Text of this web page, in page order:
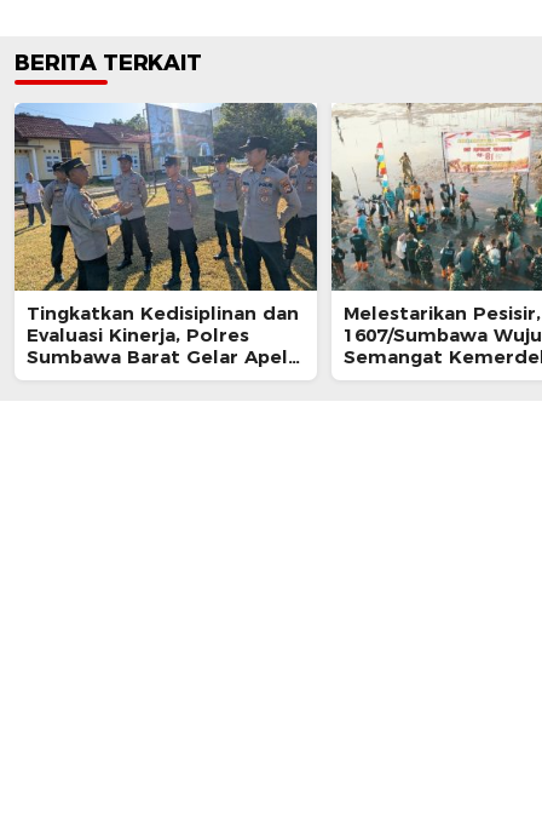
BERITA TERKAIT
Tingkatkan Kedisiplinan dan
Evaluasi Kinerja, Polres
Sumbawa Barat Gelar Apel
Fungsi
‎Melestarikan
1607/Sumbawa
Semangat
Lewat Aksi Nyata